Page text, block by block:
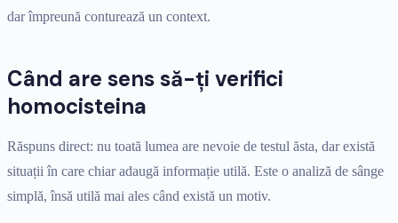
dar împreună conturează un context.
Când are sens să-ți verifici
homocisteina
Răspuns direct: nu toată lumea are nevoie de testul ăsta, dar există
situații în care chiar adaugă informație utilă. Este o analiză de sânge
simplă, însă utilă mai ales când există un motiv.